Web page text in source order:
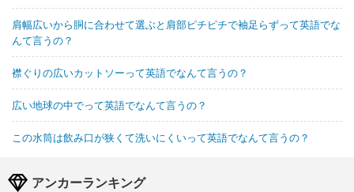
肩幅広いから胴に合わせて選ぶと肩部ピチピチで袖足らずって英語でな
んて言うの？
襟ぐりの広いカットソーって英語でなんて言うの？
広い地球の中でって英語でなんて言うの？
この水筒は飲み口が狭くて洗いにくいって英語でなんて言うの？
アンカーランキング